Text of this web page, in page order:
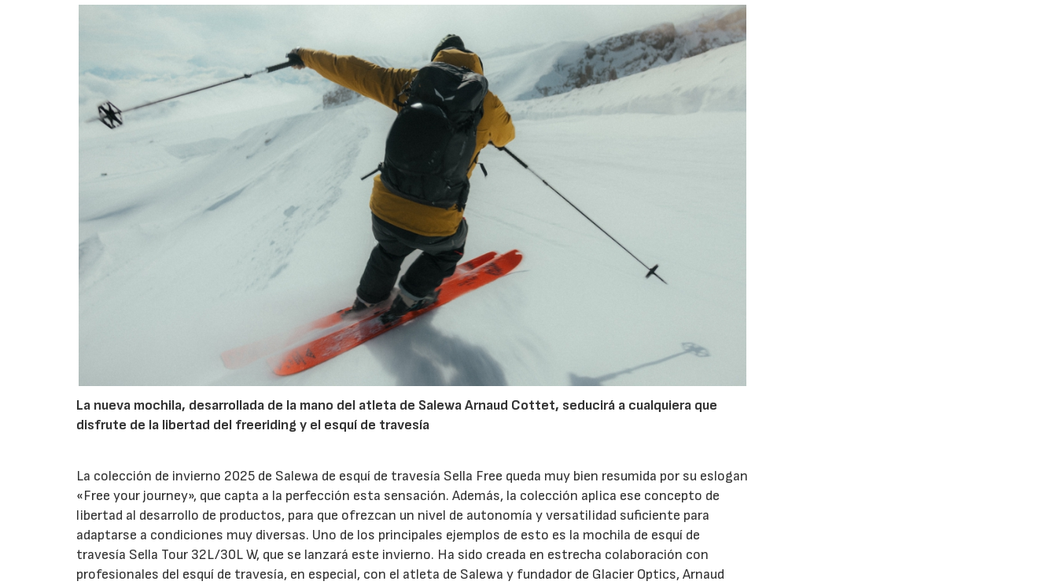
La nueva mochila, desarrollada de la mano del atleta de Salewa Arnaud Cottet, seducirá a cualquiera que
disfrute de la libertad del freeriding y el esquí de travesía
La colección de invierno 2025 de Salewa de esquí de travesía Sella Free queda muy bien resumida por su eslogan
«Free your journey», que capta a la perfección esta sensación. Además, la colección aplica ese concepto de
libertad al desarrollo de productos, para que ofrezcan un nivel de autonomía y versatilidad suficiente para
adaptarse a condiciones muy diversas. Uno de los principales ejemplos de esto es la mochila de esquí de
travesía Sella Tour 32L/30L W, que se lanzará este invierno. Ha sido creada en estrecha colaboración con
profesionales del esquí de travesía, en especial, con el atleta de Salewa y fundador de Glacier Optics, Arnaud